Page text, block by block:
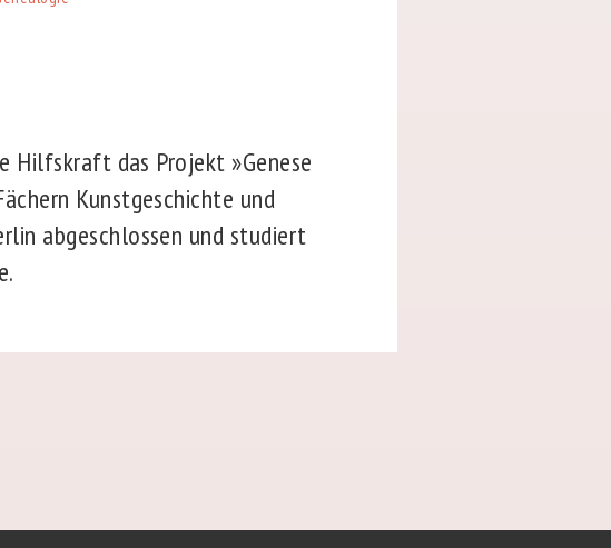
Hilfskraft das Projekt »Genese
Kunstgeschichte und
abgeschlossen und studiert